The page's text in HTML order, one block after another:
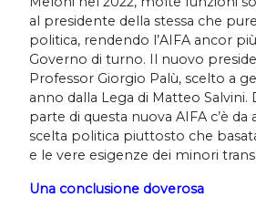
al presidente della stessa che
politica, rendendo l’AIFA ancor
Governo di turno. Il nuovo
Professor Giorgio Palù, scelto a
anno dalla Lega di Matteo Salvini.
parte di questa nuova AIFA c’è da
scelta politica piuttosto che
e le vere esigenze dei minori
Una conclusione doverosa